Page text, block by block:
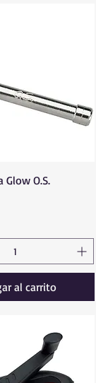
rápidaO.S.
al carrito